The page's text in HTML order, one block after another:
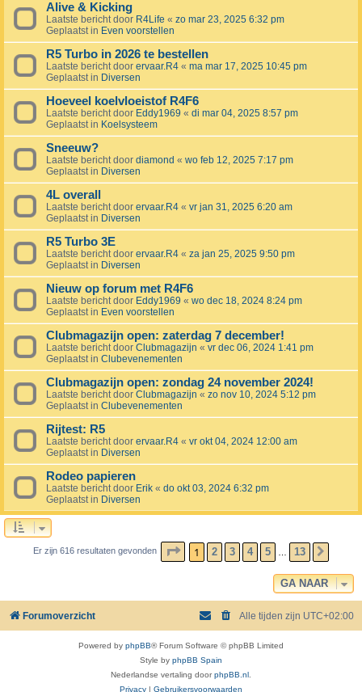
Alive & Kicking
Laatste bericht door R4Life « zo mar 23, 2025 6:32 pm
Geplaatst in Even voorstellen
R5 Turbo in 2026 te bestellen
Laatste bericht door ervaar.R4 « ma mar 17, 2025 10:45 pm
Geplaatst in Diversen
Hoeveel koelvloeistof R4F6
Laatste bericht door Eddy1969 « di mar 04, 2025 8:57 pm
Geplaatst in Koelsysteem
Sneeuw?
Laatste bericht door diamond « wo feb 12, 2025 7:17 pm
Geplaatst in Diversen
4L overall
Laatste bericht door ervaar.R4 « vr jan 31, 2025 6:20 am
Geplaatst in Diversen
R5 Turbo 3E
Laatste bericht door ervaar.R4 « za jan 25, 2025 9:50 pm
Geplaatst in Diversen
Nieuw op forum met R4F6
Laatste bericht door Eddy1969 « wo dec 18, 2024 8:24 pm
Geplaatst in Even voorstellen
Clubmagazijn open: zaterdag 7 december!
Laatste bericht door Clubmagazijn « vr dec 06, 2024 1:41 pm
Geplaatst in Clubevenementen
Clubmagazijn open: zondag 24 november 2024!
Laatste bericht door Clubmagazijn « zo nov 10, 2024 5:12 pm
Geplaatst in Clubevenementen
Rijtest: R5
Laatste bericht door ervaar.R4 « vr okt 04, 2024 12:00 am
Geplaatst in Diversen
Rodeo papieren
Laatste bericht door Erik « do okt 03, 2024 6:32 pm
Geplaatst in Diversen
Er zijn 616 resultaten gevonden PAGINA VAN 13
1 2 3 4 5 13
GA NAAR
Forumoverzicht Alle tijden zijn UTC+02:00
Powered by phpBB® Forum Software © phpBB Limited
Style by phpBB Spain
Nederlandse vertaling doorphpBB.nl .
Privacy
Gebruikersvoorwaarden